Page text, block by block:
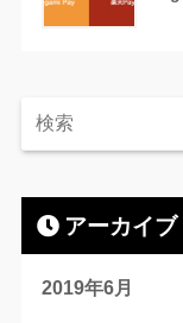
アーカイブ
2019年6月